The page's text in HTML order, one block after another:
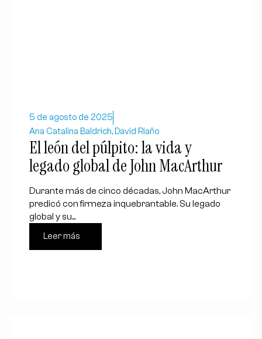
5 de agosto de 2025
Ana Catalina Baldrich, David Riaño
El león del púlpito: la vida y
legado global de John MacArthur
Durante más de cinco décadas, John MacArthur
predicó con firmeza inquebrantable. Su legado
global y su...
Leer más